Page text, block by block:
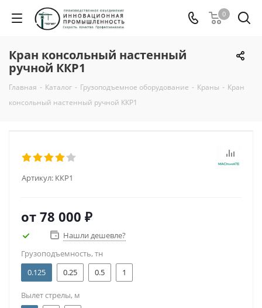
0
Кран консольный настенный
ручной ККР1
Главная - Каталог - Грузоподъемное оборудование - Краны - Кран
консольный настенный ручной ККР1
Артикул: ККР1
от 78 000 ₽
Нашли дешевле?
Грузоподъемность, тн
0.125
0.25 0.5 1
Вылет стрелы, м